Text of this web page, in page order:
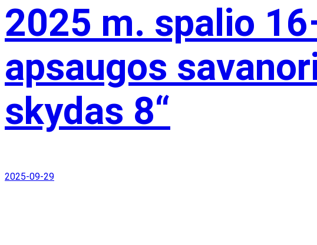
2025 m. spalio
apsaugos
skydas 8“
2025-09-29